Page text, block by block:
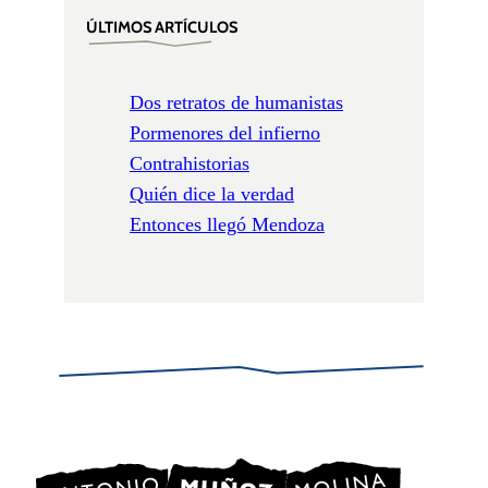
ÚLTIMOS ARTÍCULOS
Dos retratos de humanistas
Pormenores del infierno
Contrahistorias
Quién dice la verdad
Entonces llegó Mendoza